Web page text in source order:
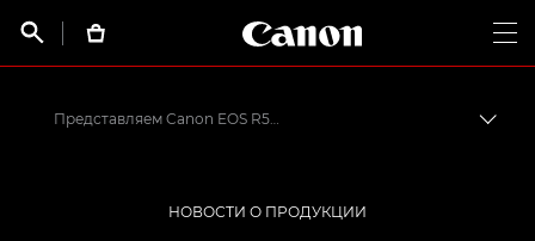
 
Canon Logo, back
Профессиональная фото- и видеосъемка
НОВОСТИ О ПРОДУКЦИИ